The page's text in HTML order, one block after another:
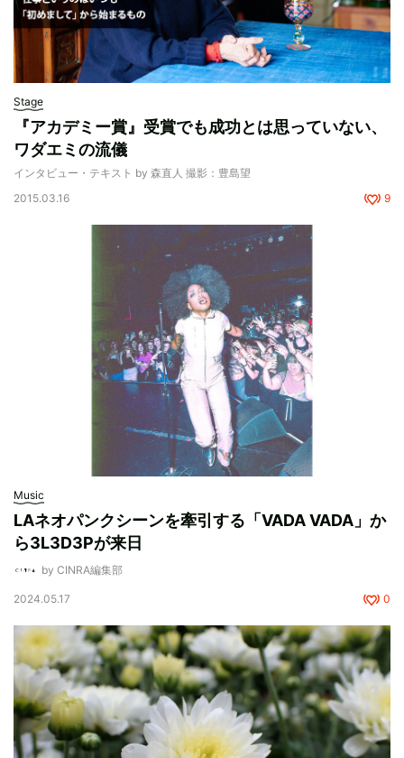
Stage
『アカデミー賞』受賞でも成功とは思っていない、
ワダエミの流儀
インタビュー・テキスト by 森直人 撮影：豊島望
2015.03.16
9
Music
LAネオパンクシーンを牽引する「VADA VADA」か
ら3L3D3Pが来日
by CINRA編集部
2024.05.17 0